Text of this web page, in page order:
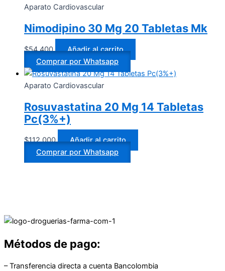
Aparato Cardiovascular
Nimodipino 30 Mg 20 Tabletas Mk
$54.400
Añadir al carrito
Comprar por Whatsapp
Aparato Cardiovascular
Rosuvastatina 20 Mg 14 Tabletas
Pc(3%+)
$112.000
Añadir al carrito
Comprar por Whatsapp
Métodos de pago:
– Transferencia directa a cuenta Bancolombia